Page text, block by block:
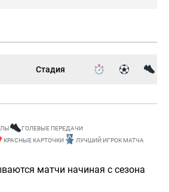
Стадия
ГОЛЕВЫЕ ПЕРЕДАЧИ
КРАСНЫЕ КАРТОЧКИ ЛУЧШИЙ ИГРОК МАТЧА
матчи начиная с сезона